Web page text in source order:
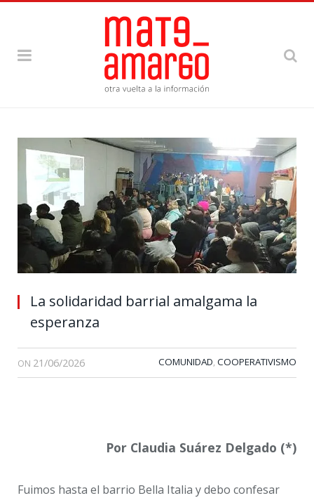
La solidaridad barrial amalgama la
esperanza
ON 21/06/2026 COMUNIDAD, COOPERATIVISMO
Por Claudia Suárez Delgado (*)
Fuimos hasta el barrio Bella Italia y debo confesar